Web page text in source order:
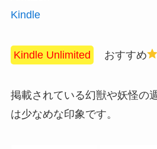
Kindle
Kindle Unlimited おすすめ
掲載されている幻獣や妖怪の
は少なめな印象です。